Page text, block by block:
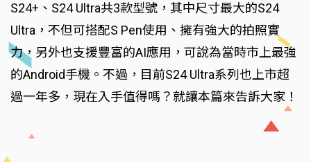
S24+、S24 Ultra共3款型號，其中尺寸最大的S24
Ultra，不但可搭配S Pen使用、擁有強大的拍照實
力，另外也支援豐富的AI應用，可說為當時市上最強
的Android手機。不過，目前S24 Ultra系列也上市超
過一年多，現在入手值得嗎？就讓本篇來告訴大家！